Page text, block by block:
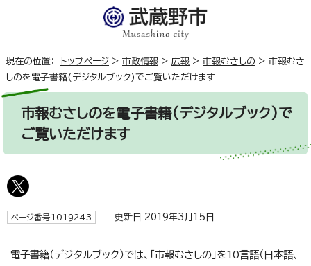
現在の位置： トップページ > 市政情報 > 広報 > 市報むさしの > 市報むさ
しのを電子書籍(デジタルブック)でご覧いただけます
市報むさしのを電子書籍(デジタルブック)で
ご覧いただけます
ページ番号1019243 更新日 2019年3月15日
電子書籍（デジタルブック）では、「市報むさしの」を10言語（日本語、